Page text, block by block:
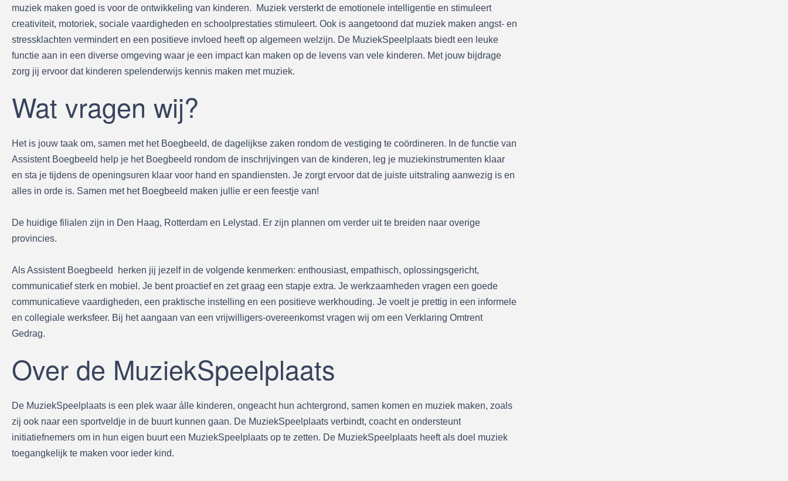
muziek maken goed is voor de ontwikkeling van kinderen. Muziek versterkt de emotionele intelligentie en stimuleert
creativiteit, motoriek, sociale vaardigheden en schoolprestaties stimuleert. Ook is aangetoond dat muziek maken angst- en
stressklachten vermindert en een positieve invloed heeft op algemeen welzijn. De MuziekSpeelplaats biedt een leuke
functie aan in een diverse omgeving waar je een impact kan maken op de levens van vele kinderen. Met jouw bijdrage
zorg jij ervoor dat kinderen spelenderwijs kennis maken met muziek.
Wat vragen wij?
Het is jouw taak om, samen met het Boegbeeld, de dagelijkse zaken rondom de vestiging te coördineren. In de functie van
Assistent Boegbeeld help je het Boegbeeld rondom de inschrijvingen van de kinderen, leg je muziekinstrumenten klaar
en sta je tijdens de openingsuren klaar voor hand en spandiensten. Je zorgt ervoor dat de juiste uitstraling aanwezig is en
alles in orde is. Samen met het Boegbeeld maken jullie er een feestje van!
De huidige filialen zijn in Den Haag, Rotterdam en Lelystad. Er zijn plannen om verder uit te breiden naar overige
provincies.
Als Assistent Boegbeeld herken jij jezelf in de volgende kenmerken: enthousiast, empathisch, oplossingsgericht,
communicatief sterk en mobiel. Je bent proactief en zet graag een stapje extra. Je werkzaamheden vragen een goede
communicatieve vaardigheden, een praktische instelling en een positieve werkhouding. Je voelt je prettig in een informele
en collegiale werksfeer. Bij het aangaan van een vrijwilligers-overeenkomst vragen wij om een Verklaring Omtrent
Gedrag.
Over de MuziekSpeelplaats
De MuziekSpeelplaats is een plek waar álle kinderen, ongeacht hun achtergrond, samen komen en muziek maken, zoals
zij ook naar een sportveldje in de buurt kunnen gaan. De MuziekSpeelplaats verbindt, coacht en ondersteunt
initiatiefnemers om in hun eigen buurt een MuziekSpeelplaats op te zetten. De MuziekSpeelplaats heeft als doel muziek
toegangkelijk te maken voor ieder kind.